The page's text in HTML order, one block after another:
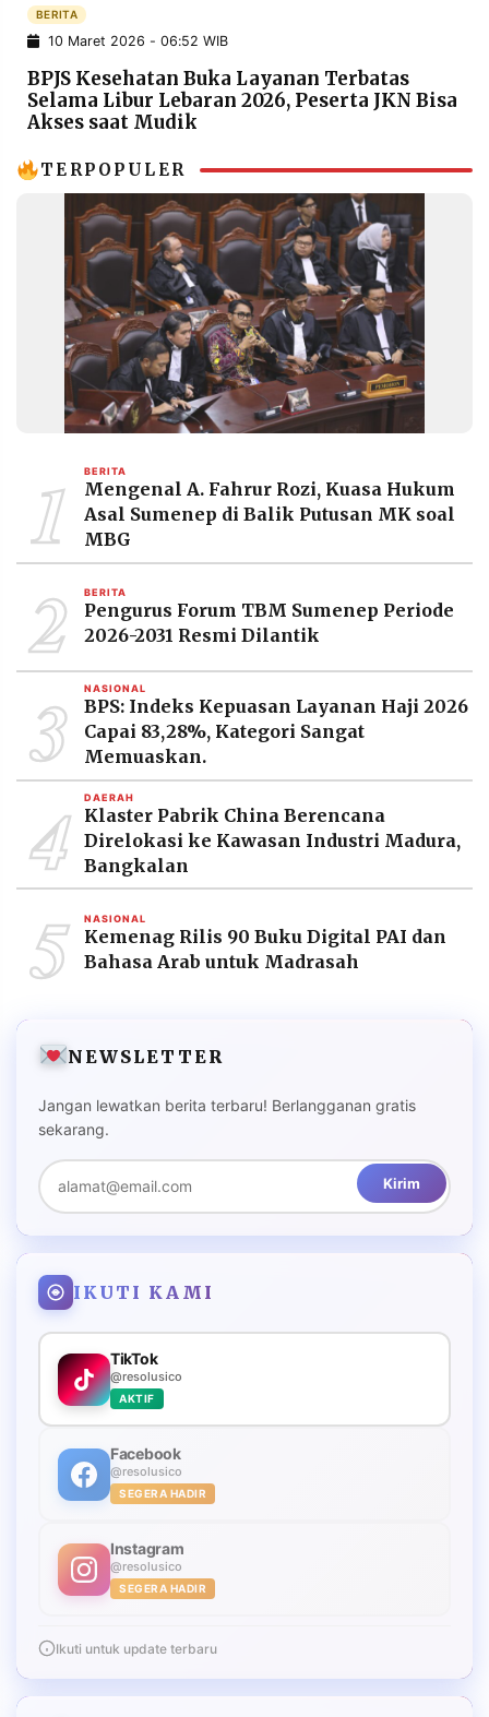
POLICY
IKLAN TULISAN
PENGADUAN TERM
OF
KAMI
RESOLUSI
MEDIA
PRAMUDITA
©
Resolusi.co
2026
RESOLUSI
MEDIA
PRAMUDITA
BERITA
10 Maret 2026 - 06:52 WIB
BPJS Kesehatan Buka Layanan Terbatas
Selama Libur Lebaran 2026, Peserta JKN Bisa
Akses saat Mudik
TERPOPULER
1 BERITA
Mengenal A. Fahrur Rozi, Kuasa Hukum
Asal Sumenep di Balik Putusan MK soal
MBG
2 BERITA
Pengurus Forum TBM Sumenep Periode
2026-2031 Resmi Dilantik
3 NASIONAL
BPS: Indeks Kepuasan Layanan Haji 2026
Capai 83,28%, Kategori Sangat
Memuaskan.
4 DAERAH
Klaster Pabrik China Berencana
Direlokasi ke Kawasan Industri Madura,
Bangkalan
5 NASIONAL
Kemenag Rilis 90 Buku Digital PAI dan
Bahasa Arab untuk Madrasah
NEWSLETTER
Jangan lewatkan berita terbaru! Berlangganan gratis
sekarang.
Kirim
IKUTI KAMI
TikTok
@resolusico
AKTIF
Facebook
@resolusico
SEGERA HADIR
Instagram
@resolusico
SEGERA HADIR
Ikuti untuk update terbaru